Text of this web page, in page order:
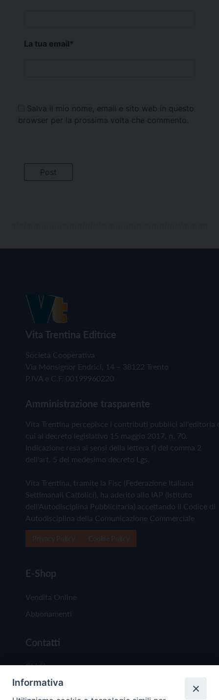
La tua email*
Salva il mio nome, email e sito web in questo
browser per la prossima volta che commento.
Vita Trentina Editrice
Società Cooperativa
Via Monsignor Endrici, 14 – 38122 Trento
P.IVA e C.F. 00199960220
Amministrazione trasparente
Vita Trentina percepisce i contributi pubblici all'editoria
cui al decreto legislativo 15 maggio 2017, n. 70.
Indicazione resa ai sensi della lettera f) del comma 2
dell'art. 5 del medesimo decreto Lgs.
Vita Trentina, tramite la Fisc (Federazione Italiana
Settimanali Cattolici), ha aderito allo IAP (Istituto
dell'Autodisciplina Pubblicitaria) accettando il Codice di
Autodisciplina della Comunicazione Commerciale
E-Shop
Vendita Online
Abbonamenti
Contatti
Chi Siamo
Redazione
Informativa